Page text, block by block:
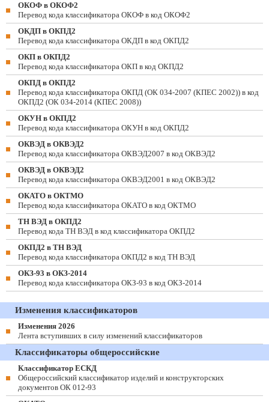
ОКОФ в ОКОФ2
Перевод кода классификатора ОКОФ в код ОКОФ2
ОКДП в ОКПД2
Перевод кода классификатора ОКДП в код ОКПД2
ОКП в ОКПД2
Перевод кода классификатора ОКП в код ОКПД2
ОКПД в ОКПД2
Перевод кода классификатора ОКПД (ОК 034-2007 (КПЕС 2002)) в код
ОКПД2 (ОК 034-2014 (КПЕС 2008))
ОКУН в ОКПД2
Перевод кода классификатора ОКУН в код ОКПД2
ОКВЭД в ОКВЭД2
Перевод кода классификатора ОКВЭД2007 в код ОКВЭД2
ОКВЭД в ОКВЭД2
Перевод кода классификатора ОКВЭД2001 в код ОКВЭД2
ОКАТО в ОКТМО
Перевод кода классификатора ОКАТО в код ОКТМО
ТН ВЭД в ОКПД2
Перевод кода ТН ВЭД в код классификатора ОКПД2
ОКПД2 в ТН ВЭД
Перевод кода классификатора ОКПД2 в код ТН ВЭД
ОКЗ-93 в ОКЗ-2014
Перевод кода классификатора ОКЗ-93 в код ОКЗ-2014
Изменения классификаторов
Изменения 2026
Лента вступивших в силу изменений классификаторов
Классификаторы общероссийские
Классификатор ЕСКД
Общероссийский классификатор изделий и конструкторских
документов ОК 012-93